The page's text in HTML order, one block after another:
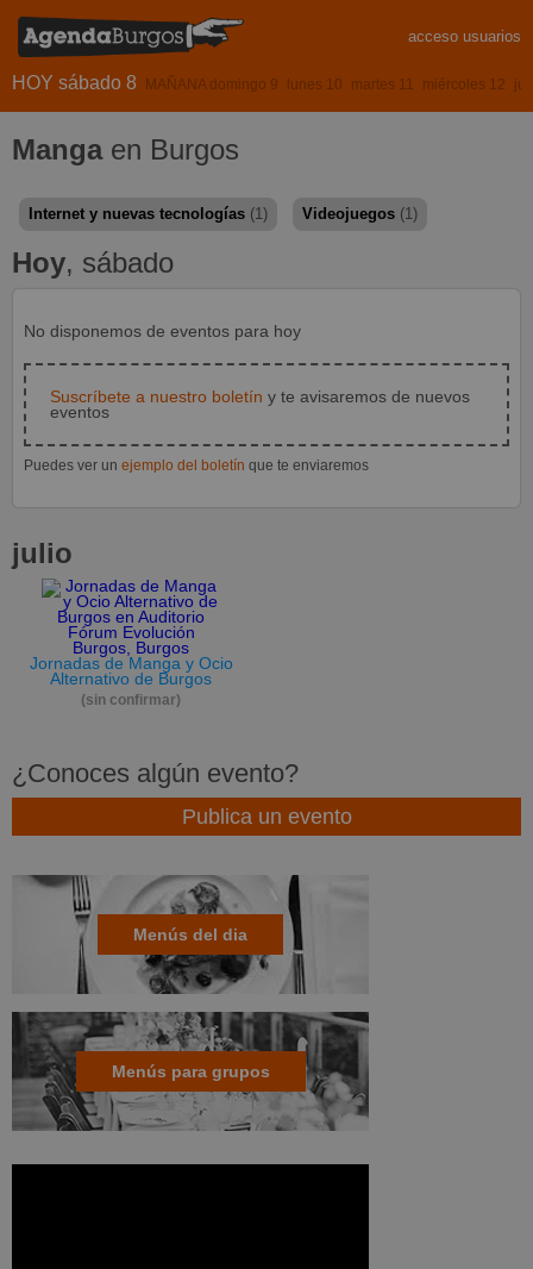
acceso usuarios
HOY sábado 8 MAÑANA domingo 9 lunes 10 martes 11 miércoles 12
Mangaen Burgos
Internet y nuevas tecnologías (1) Videojuegos (1)
Hoy, sábado
No disponemos de eventos para hoy
Suscríbete a nuestro boletín y te avisaremos de nuevos
eventos
Puedes ver un ejemplo del boletín que te enviaremos
julio
Jornadas de Manga y Ocio
Alternativo de Burgos
(sin confirmar)
¿Conoces algún evento?
Publica un evento
Menús del dia
Menús para grupos